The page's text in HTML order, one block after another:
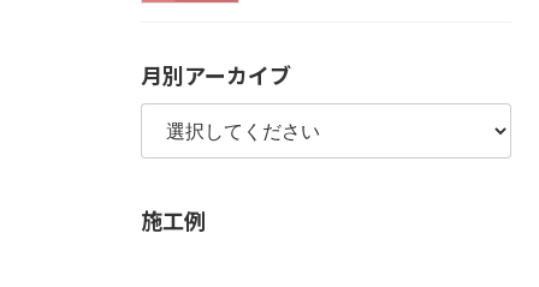
月別アーカイブ
施工例